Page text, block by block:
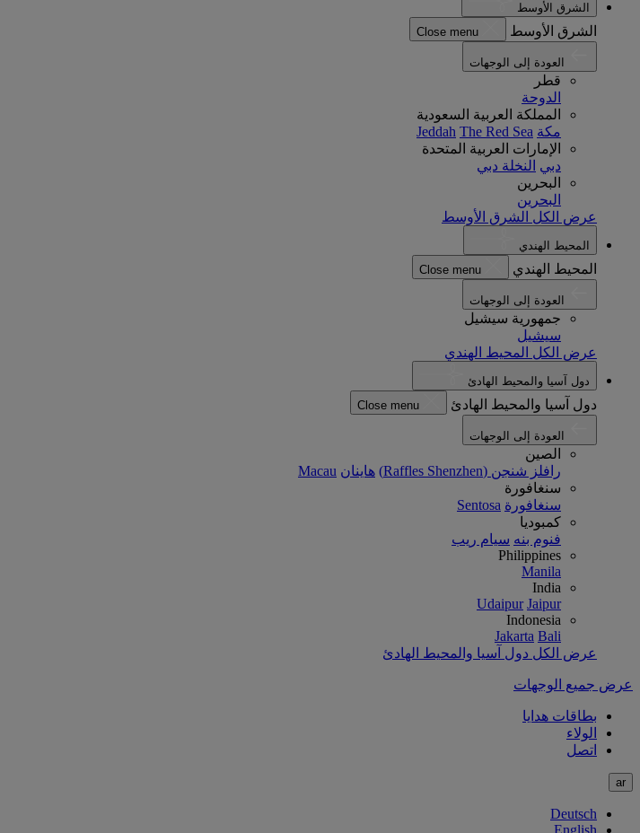
الشرق الأوسط
الشرق الأوسط Close menu
قطر
الدوحة
المملكة العربية السعودية
مكة
Jeddah The Red Sea
الإمارات العربية المتحدة
دبي النخلة دبي
البحرين
البحرين
عرض الكل الشرق الأوسط
المحيط الهندي
المحيط الهندي Close menu
جمهورية سيشيل
سيشيل
عرض الكل المحيط الهندي
دول آسيا والمحيط الهادئ
دول آسيا والمحيط الهادئ Close menu
الصين
رافلز شنجن (Raffles Shenzhen)
هاينان Macau
سنغافورة
سنغافورة Sentosa
كمبوديا
فنوم بنه سيام ريب
Philippines
Manila
India
Udaipur Jaipur
Indonesia
Jakarta Bali
عرض الكل دول آسيا والمحيط الهادئ
عرض جميع الوجهات
بطاقات هدايا
الولاء
اتصل
ar
Deutsch
English